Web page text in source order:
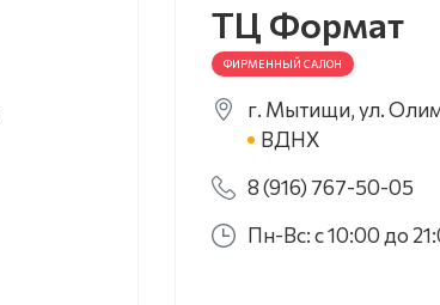
ТЦ Формат
ФИРМЕННЫЙ САЛОН
г. Мытищи, ул.
ВДНХ
8 (916) 767-50-05
Пн-Вс: с 10:00 до